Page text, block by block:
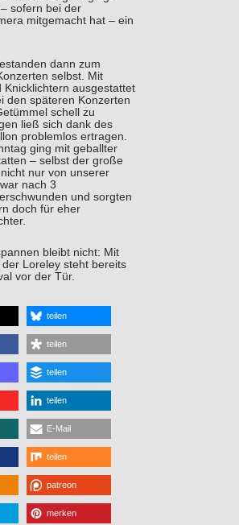
sofern bei der
mitgemacht hat – ein
dann zum
selbst. Mit
Knicklichtern ausgestattet
den späteren Konzerten
schell zu
ließ sich dank des
problemlos ertragen.
ging mit geballter
– selbst der große
nur von unserer
nach 3
und sorgten
doch für eher
bleibt nicht: Mit
Loreley steht bereits
vor der Tür.
teilen
teilen
teilen
teilen
E-Mail
teilen
patreon
merken